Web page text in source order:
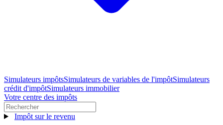
Simulateurs impôtsSimulateurs de variables de l'impôtSimulateurs
crédit d'impôtSimulateurs immobilier
Votre centre des impôts
Impôt sur le revenu